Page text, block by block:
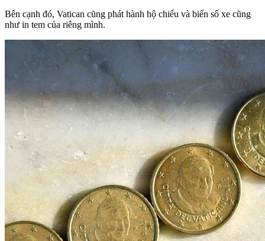
Bên cạnh đó, Vatican cũng phát hành hộ chiếu và biển số xe cũng
như in tem của riêng mình.